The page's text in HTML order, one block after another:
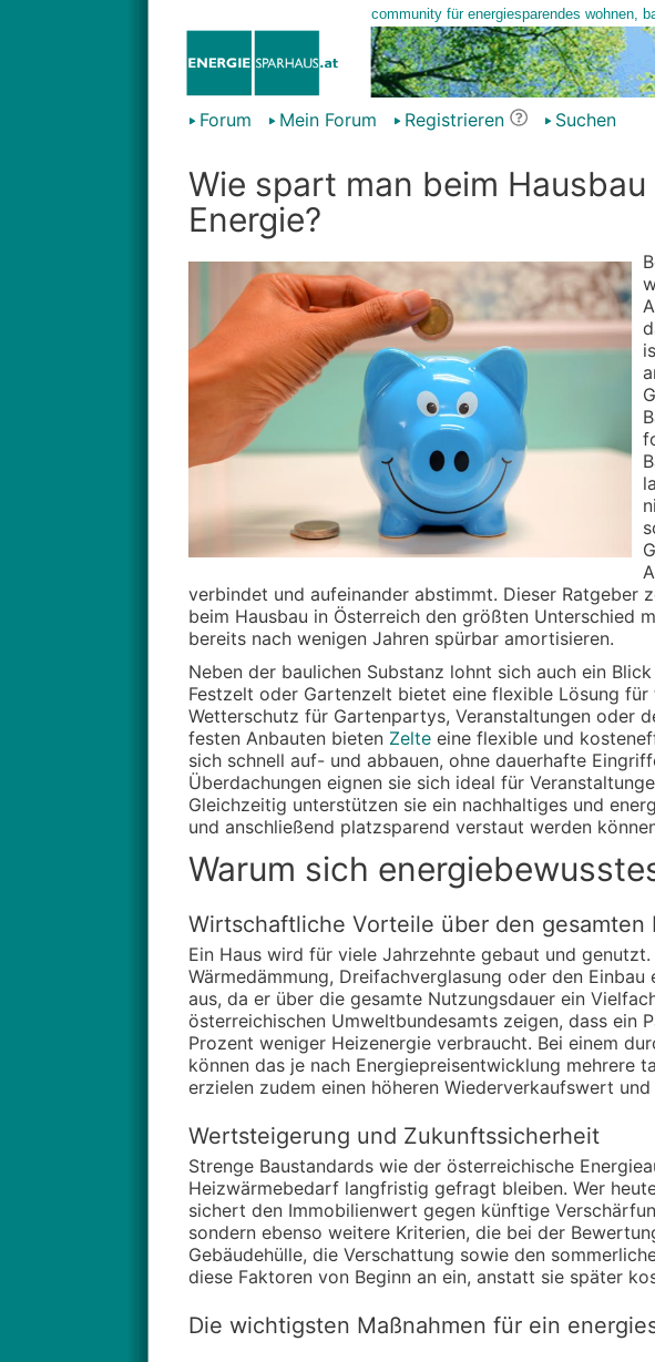
Forum Mein Forum Registrieren Suchen
Wie spart man beim
Energie?
verbindet und aufeinander abstimmt. Dieser Ratgeber
beim Hausbau in Österreich den größten Unterschied
bereits nach wenigen Jahren spürbar amortisieren.
Neben der baulichen Substanz lohnt sich auch ein
Festzelt oder Gartenzelt bietet eine flexible Lösung
Wetterschutz für Gartenpartys, Veranstaltungen oder
festen Anbauten bieten Zelteeine flexible und
sich schnell auf- und abbauen, ohne dauerhafte
Überdachungen eignen sie sich ideal für
Gleichzeitig unterstützen sie ein nachhaltiges und
und anschließend platzsparend verstaut werden
Warum sich
Wirtschaftliche Vorteile über den gesamten
Ein Haus wird für viele Jahrzehnte gebaut und
Wärmedämmung, Dreifachverglasung oder den
aus, da er über die gesamte Nutzungsdauer ein
österreichischen Umweltbundesamts zeigen, dass ein
Prozent weniger Heizenergie verbraucht. Bei einem
können das je nach Energiepreisentwicklung mehrere
erzielen zudem einen höheren Wiederverkaufswert
Wertsteigerung und Zukunftssicherheit
Strenge Baustandards wie der österreichische
Heizwärmebedarf langfristig gefragt bleiben. Wer
sichert den Immobilienwert gegen künftige
sondern ebenso weitere Kriterien, die bei der
Gebäudehülle, die Verschattung sowie den
diese Faktoren von Beginn an ein, anstatt sie später
Die wichtigsten Maßnahmen für ein